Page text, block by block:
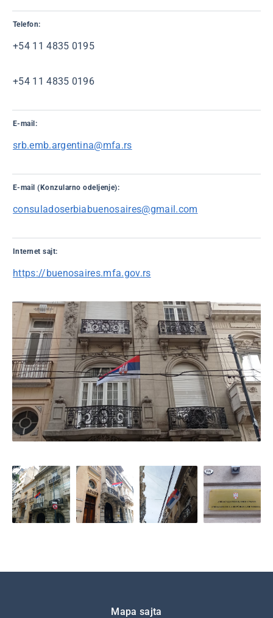
Telefon:
+54 11 4835 0195
+54 11 4835 0196
E-mail:
srb.emb.argentina@mfa.rs
E-mail (Konzularno odeljenje):
consuladoserbiabuenosaires@gmail.com
Internet sajt:
https://buenosaires.mfa.gov.rs
Mapa sajta